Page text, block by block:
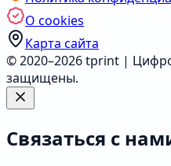
О cookies
Карта сайта
© 2020–2026 tprint |
защищены.
Связаться с